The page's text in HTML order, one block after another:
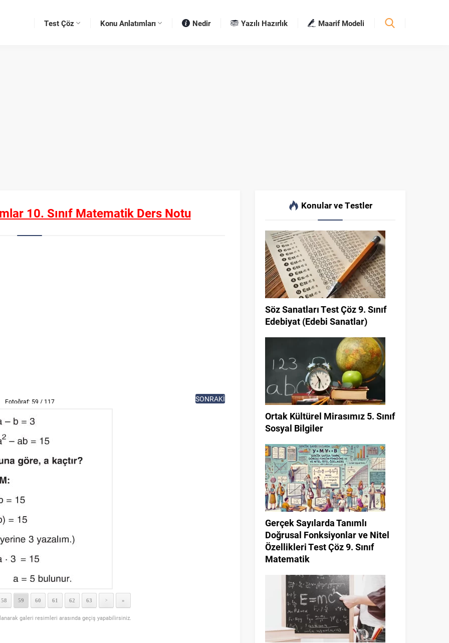
Test Çöz Konu Anlatımları Nedir Yazılı Hazırlık Maarif Modeli
10. Sınıf Matematik Ders Notu
Fotoğraf: 59 / 117 SONRAKİ
58 59 60 61 62 63 > »
galeri resimleri arasında geçiş yapabilirsiniz.
Konular ve Testler
Söz Sanatları Test Çöz 9. Sınıf
Edebiyat (Edebi Sanatlar)
Ortak Kültürel Mirasımız 5. Sınıf
Sosyal Bilgiler
Gerçek Sayılarda Tanımlı
Doğrusal Fonksiyonlar ve Nitel
Özellikleri Test Çöz 9. Sınıf
Matematik